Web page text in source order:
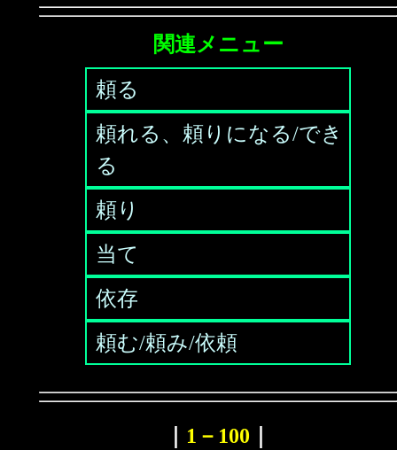
関連メニュー
頼る
頼れる、頼りになる/でき
る
頼り
当て
依存
頼む/頼み/依頼
1－100